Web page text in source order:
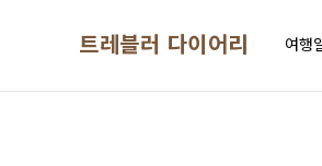
트레블러 다이어리 여행